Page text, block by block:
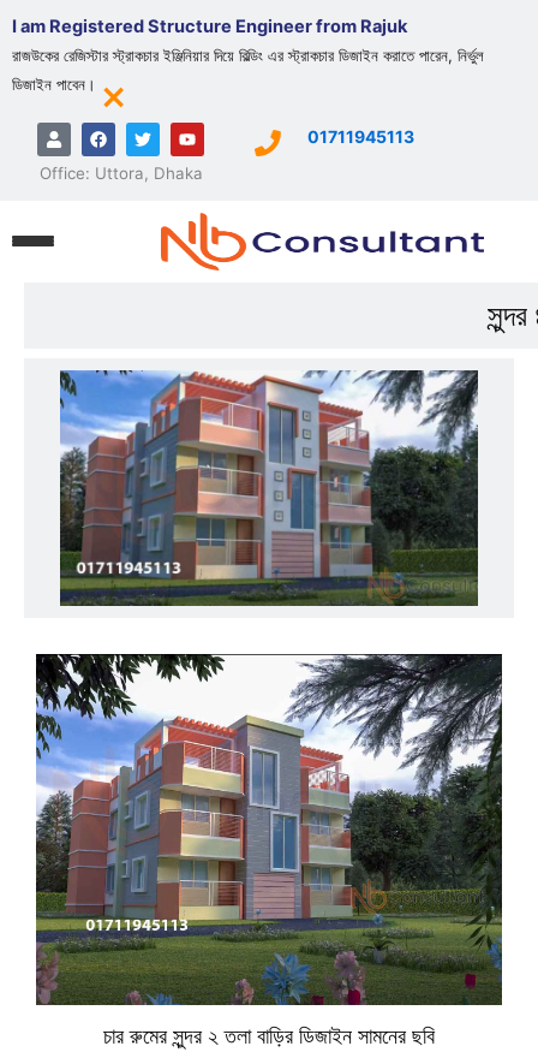
I am Registered Structure Engineer from Rajuk
রাজউকের রেজিস্টার স্ট্রাকচার ইঞ্জিনিয়ার দিয়ে বিল্ডিং এর স্ট্রাকচার ডিজাইন করাতে পারেন, নির্ভুল
ডিজাইন পাবেন। ×
U
s
e
r
F
a
c
e
T
w
i
t
Y
o
u
t
e
Office: Uttora, Dhaka
01711945113
চার রুমের সুন্দর ২ তলা বাড়ির ডিজাইন সামনের ছবি